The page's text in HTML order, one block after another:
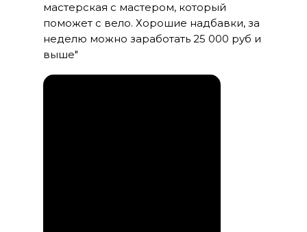
мастерская с мастером, который
поможет с вело. Хорошие надбавки, за
неделю можно заработать 25 000 руб и
выше"